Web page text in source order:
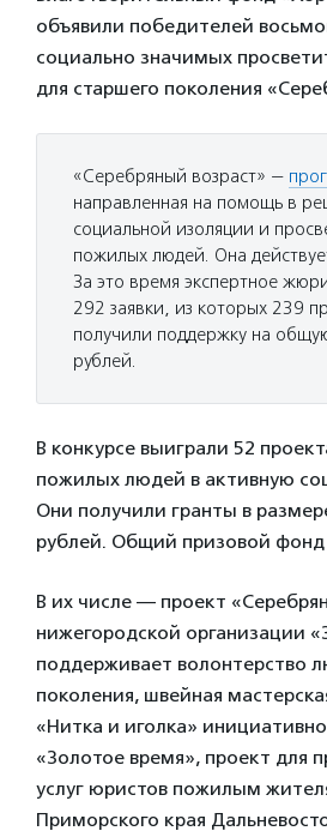
объявили победителей
социально значимых
для старшего поколения
«Серебряный возраст» —
направленная на помощь в
социальной изоляции и
пожилых людей. Она
За это время экспертное
292 заявки, из которых 239
получили поддержку на
рублей.
В конкурсе выиграли 52
пожилых людей в активную
Они получили гранты в
рублей. Общий призовой
В их числе — проект
нижегородской организации
поддерживает волонтерство
поколения, швейная
«Нитка и иголка»
«Золотое время», проект для
услуг юристов пожилым
Приморского края